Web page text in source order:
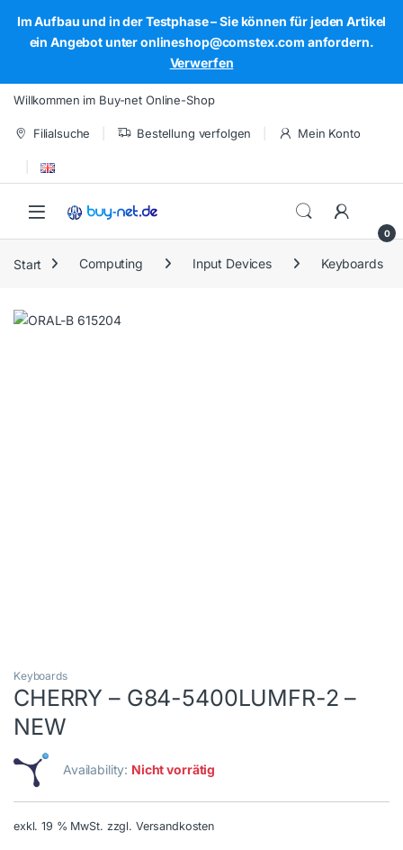
Im Aufbau und in der Testphase – Sie können für jeden Artikel
ein Angebot unter onlineshop@comstex.com anfordern.
Verwerfen
Skip to navigation
Skip to content
Willkommen im Buy-net Online-Shop
Filialsuche Bestellung verfolgen Mein Konto
Open
0
Start Computing Input Devices Keyboards
Keyboards
CHERRY – G84-5400LUMFR-2 –
NEW
Availability: Nicht vorrätig
exkl. 19 % MwSt. zzgl. Versandkosten